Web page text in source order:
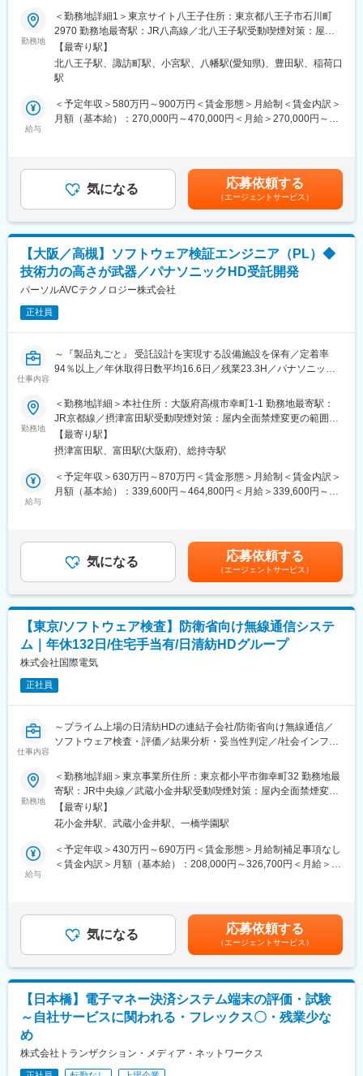
∟「スマート農業」へ貢献
・航空機搭乗員向けシステムの検証
・テレビ、ブルーレイレコーダー、ブルーレイプレイヤーなどの
AV機器の検証
・自動化検証（テスト工程の効率化）
・サーボアンプ、ガスメータ、蓄電池、燃料電池の検証
・車載商品開発支援
∟ 数多くの商品開発を支援しているので、幅広い技術領域に携
わることが可能
・高品位な検証サービスを提供
在籍
・製品テストの需要は常にあるため、広く世の中に貢献できる
・ソフトウェア検証の技術を通して、商品開発の全体像が分かる
ようになる
・不具合発見・原因追及をしていく中で、問題に対して冷静に向
き合えるようになる
変更の範囲：会社の定める業務
特性に合わせた品質保証戦略の立案と展開、施策推進を通じて品
質リスク低減や顧客満足度向上を実現しています。
■募集の目的・背景：
新規性の高いSaaS事業では、従来の製品開発を前提とした品質保
証の考え方だけでは、さまざまなリスクや変化に十分対応できな
い場面が増えています。こうした環境においても、顧客へ継続的
に価値を提供し続けるためには、柔軟かつ強固な品質保証体制の
構築と高度化が必要です。そのため、既存の枠組みにとらわれ
■解決したい課題：
AIやデータ利活用等の先進技術を活用したサービスの拡大に伴
ます。
■業務内容：
担当いただきます。
（1）お客様の要求品質に基づく品質保証計画の策定
（3）市場品質のモニタリングと分析・改善
（4）新しい品質要件への対応や品質向上のための施策立案・推進
ト、関連会社など様々な関係部門と連携しながら、ソフトウェア
テストやサービス提供体制・プロセスの品質評価を推進します。
・ソフトウェアテストはチームで実施するため、テスト設計・実
行に加え、テスターの育成・実行管理も担います。
■リモートワーク頻度：
リモートと出社のハイブリッドワーク可能
勤務地
＜勤務地詳細1＞東京サイト八王子住所：東京都八王子市石川町
2970 勤務地最寄駅：JR八高線／北八王子駅受動喫煙対策：屋内
全面禁煙＜勤務地詳細2＞瑞穂サイト住所：愛知県豊川市穂ノ原3-
22-1 勤務地最寄駅：名鉄豊川線／諏訪町駅受動喫煙対策：屋内全
面禁煙変更の範囲：会社の定める事業所（リモートワーク含む）
【最寄り駅】
北八王子駅、諏訪町駅、小宮駅、八幡駅(愛知県)、豊田駅、稲荷口
駅
給与
＜予定年収＞580万円～900万円＜賃金形態＞月給制＜賃金内訳＞
月額（基本給）：270,000円～470,000円＜月給＞270,000円～
下する可能性があります。月給(月額)は固定手当を含めた表記で
す。
気になる 応募依頼する
（エージェントサービス）
【大阪／高槻】ソフトウェア検証エンジニア（PL）◆
技術力の高さが武器／パナソニックHD受託開発
パーソルAVCテクノロジー株式会社
正社員
仕事内容
～『製品丸ごと』 受託設計を実現する設備施設を保有／定着率
94％以上／年休取得日数平均16.6日／残業23.3H／パナソニック
コンサル」としてのエンジニア市場価値向上が可能◎～
■業務内容：
・IoT関連機器、システム領域（AI、クラウド分野等）、FA機器、
業務用機器・車載機器、各種アプリケーションソフトのシステム
テスト プロジェクトリーダー
・顧客窓口として請負プロジェクトの見積、各種調整、進捗管
理、納品などのプロジェクト管理業務
・システムテスト手法などの改善提案
■案件事例：
∟「スマート農業」へ貢献
・航空機搭乗員向けシステムの検証
・テレビ、ブルーレイレコーダー、ブルーレイプレイヤーなどの
・自動化検証（テスト工程の効率化）
・サーボアンプ、ガスメータ、蓄電池、燃料電池の検証
■求人の魅力・特徴：
・検証実績多数
∟ 数多くの商品開発を支援しているので、幅広い技術領域に携
わることが可能
・高品位な検証サービスを提供
・JSTQB（ソフトウェアテストに関する資格）資格保有者が多数
在籍
・不具合発見・原因追及をしていく中で、問題に対して冷静に向
き合えるようになる
■就業場所の変更範囲：
大阪府高槻市の本社、および大阪府門真市・守口市・大東市／北
海道札幌市／神奈川県横浜市／滋賀県草津市の各拠点を含む会社
の定める就業場所（リモートワークを行う場所、派遣先等会社が
指定する場所を含む出向を命じることがあり、その場合は出向先
変更の範囲：会社が定める職種（出向を命じることがあり、その
勤務地
＜勤務地詳細＞本社住所：大阪府高槻市幸町1-1 勤務地最寄駅：
JR京都線／摂津富田駅受動喫煙対策：屋内全面禁煙変更の範囲：
職務内容欄に記載
【最寄り駅】
摂津富田駅、富田駅(大阪府)、総持寺駅
給与
＜予定年収＞630万円～870万円＜賃金形態＞月給制＜賃金内訳＞
月額（基本給）：339,600円～464,800円＜月給＞339,600円～
4.4ヶ月分賃金はあくまでも目安の金額であり、選考を通じて上下
する可能性があります。月給(月額)は固定手当を含めた表記です。
気になる 応募依頼する
（エージェントサービス）
【東京/ソフトウェア検査】防衛省向け無線通信システ
ム｜年休132日/住宅手当有/日清紡HDグループ
株式会社国際電気
正社員
仕事内容
～プライム上場の日清紡HDの連結子会社/防衛省向け無線通信／
ソフトウェア検査・評価／結果分析・妥当性判定／/社会インフラ
当や住宅手当有／安定した事業基盤～
艦船・航空機・車両に搭載される無線通信システムの品質を、ソ
フトウェア検査の立場から支えるポジションです。定められた手
順に基づき、確実な検証と判断を積み重ねることで、安全と信頼
を守る役割を担います。
■職務内容：
艦船・航空機・車両に搭載される通信システムの品質を支える重
要なポジションです。
・動作結果の分析およびソフトウェア妥当性の判定
・検査結果の記録・報告書作成
■特機事業部について
勤務地
＜勤務地詳細＞東京事業所住所：東京都小平市御幸町32 勤務地最
寄駅：JR中央線／武蔵小金井駅受動喫煙対策：屋内全面禁煙変更
の範囲：会社の定める事業所
【最寄り駅】
花小金井駅、武蔵小金井駅、一橋学園駅
給与
＜予定年収＞430万円～690万円＜賃金形態＞月給制補足事項なし
＜賃金内訳＞月額（基本給）：208,000円～326,700円＜月給＞
気になる 応募依頼する
（エージェントサービス）
【日本橋】電子マネー決済システム端末の評価・試験
～自社サービスに関われる・フレックス〇・残業少な
め
株式会社トランザクション・メディア・ネットワークス